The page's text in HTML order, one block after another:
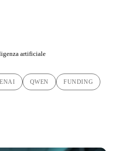
artificiale
QWEN FUNDING